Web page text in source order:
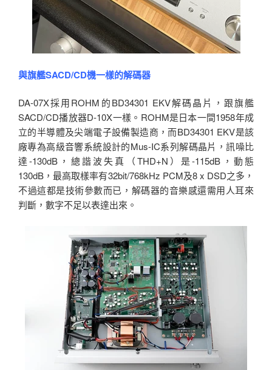
與旗艦SACD/CD機一樣的解碼器
DA-07X採用ROHM的BD34301 EKV解碼晶片，跟旗艦
SACD/CD播放器D-10X一樣。ROHM是日本一間1958年成
立的半導體及尖端電子設備製造商，而BD34301 EKV是該
廠專為高級音響系統設計的Mus-IC系列解碼晶片，訊噪比
達-130dB，總諧波失真（THD+N）是-115dB，動態
130dB，最高取樣率有32bit/768kHz PCM及8 x DSD之多，
不過這都是技術參數而已，解碼器的音樂感還需用人耳來
判斷，數字不足以表達出來。